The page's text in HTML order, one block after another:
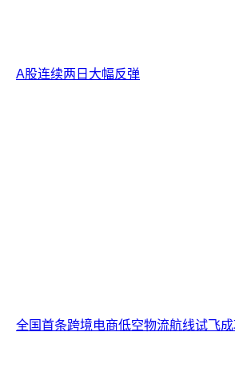
A股连续两日大幅反弹
全国首条跨境电商低空物流航线试飞成